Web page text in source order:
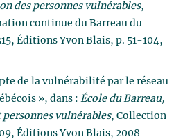
des personnes vulnérables,
continue du Barreau du
Éditions Yvon Blais, p. 51-104,
de la vulnérabilité par le réseau
», dans : École du Barreau,
personnes vulnérables, Collection
Éditions Yvon Blais, 2008